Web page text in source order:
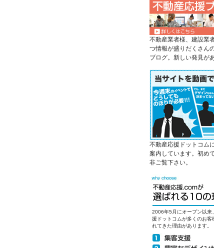
不動産業者様、建設業
つ情報が盛りだくさん
ブログ。新しい発見が
不動産応援ドットコム
案内しています。初め
非ご覧下さい。
2006年5月にオープン以来
援ドットコムが多くのお客
れてきた理由があります。